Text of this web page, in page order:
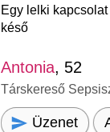
Egy lelki
késő
Antonia, 52
Társkereső
Üzenet